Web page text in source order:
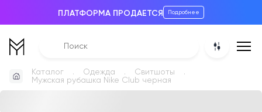
ПЛАТФОРМА ПРОДАЕТСЯ Подробнее
Каталог Одежда
Свитшоты
Мужская рубашка Nike Club черная